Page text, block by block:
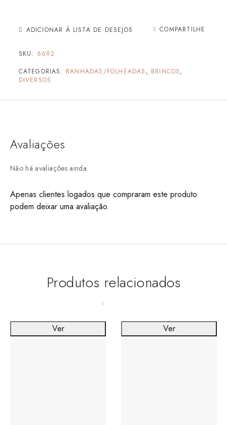
ADICIONAR À LISTA DE DESEJOS COMPARTILHE
SKU: 6692
CATEGORIAS: BANHADAS/FOLHEADAS , BRINCOS,
DIVERSOS
Avaliações
Não há avaliações ainda.
Apenas clientes logados que compraram este produto
podem deixar uma avaliação.
Produtos relacionados
Ver Ver